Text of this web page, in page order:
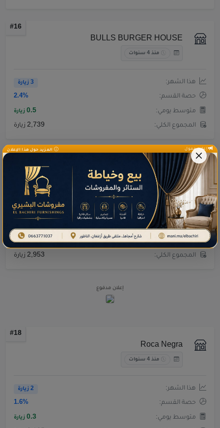
#16
BULLS BURGER HOUSE
منذ 4 سنوات
هذا الشهر: 3 زيارة
حصة القسم: 2.4%
متوسط يومي: 0.5 زيارة
المجموع الكلي: 2,739 زيارة
tacolicious
منذ 4 سنوات
هذا الشهر: 2 زيارة
حصة القسم:
متوسط يومي: 0.3 زيارة
المجموع الكلي: 2,953 زيارة
إعلان مدفوع
#18
Roca Negra
منذ 4 سنوات
هذا الشهر: 2 زيارة
حصة القسم: 1.6%
متوسط يومي: 0.3 زيارة
إعلان ممول المزيد حول هذا الإعلان